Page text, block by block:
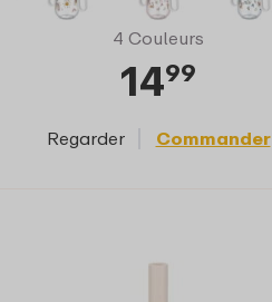
4 Couleurs
1499
Regarder Commander